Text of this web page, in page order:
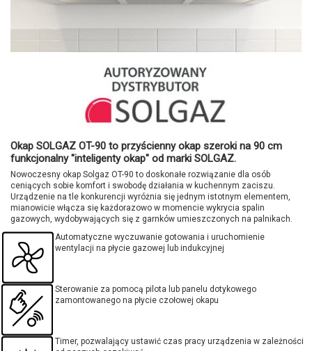
Okap SOLGAZ OT-90 to przyścienny okap szeroki na 90 cm
funkcjonalny "inteligenty okap" od marki SOLGAZ.
Nowoczesny okap Solgaz OT-90 to doskonałe rozwiązanie dla osób
ceniących sobie komfort i swobodę działania w kuchennym zaciszu.
Urządzenie na tle konkurencji wyróżnia się jednym istotnym elementem,
mianowicie włącza się każdorazowo w momencie wykrycia spalin
gazowych, wydobywających się z garnków umieszczonych na palnikach.
Automatyczne wyczuwanie gotowania i uruchomienie
wentylacji na płycie gazowej lub indukcyjnej
Sterowanie za pomocą pilota lub panelu dotykowego
zamontowanego na płycie czołowej okapu
Timer, pozwalający ustawić czas pracy urządzenia w zależności